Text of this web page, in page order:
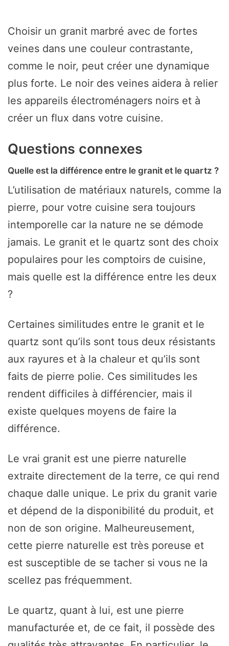
Choisir un granit marbré avec de fortes
veines dans une couleur contrastante,
comme le noir, peut créer une dynamique
plus forte. Le noir des veines aidera à relier
les appareils électroménagers noirs et à
créer un flux dans votre cuisine.
Questions connexes
Quelle est la différence entre le granit et le quartz ?
L’utilisation de matériaux naturels, comme la
pierre, pour votre cuisine sera toujours
intemporelle car la nature ne se démode
jamais. Le granit et le quartz sont des choix
populaires pour les comptoirs de cuisine,
mais quelle est la différence entre les deux
?
Certaines similitudes entre le granit et le
quartz sont qu’ils sont tous deux résistants
aux rayures et à la chaleur et qu’ils sont
faits de pierre polie. Ces similitudes les
rendent difficiles à différencier, mais il
existe quelques moyens de faire la
différence.
Le vrai granit est une pierre naturelle
extraite directement de la terre, ce qui rend
chaque dalle unique. Le prix du granit varie
et dépend de la disponibilité du produit, et
non de son origine. Malheureusement,
cette pierre naturelle est très poreuse et
est susceptible de se tacher si vous ne la
scellez pas fréquemment.
Le quartz, quant à lui, est une pierre
manufacturée et, de ce fait, il possède des